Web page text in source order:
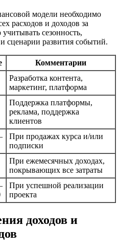
модели необходимо
расходов и доходов за
сезонность,
сценарии развития событий.
Комментарии
Разработка контента,
маркетинг, платформа
Поддержка платформы,
реклама, поддержка
клиентов
При продажах курса и/или
подписки
При ежемесячных доходах,
покрывающих все затраты
При успешной реализации
проекта
доходов и